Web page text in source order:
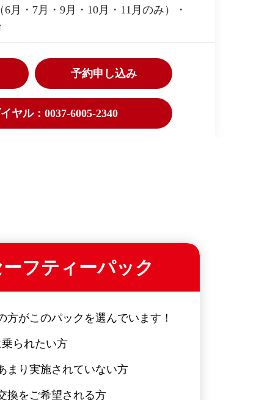
月・7月・9月・10月・11月のみ）・
予約申し込み
ヤル：0037-6005-2340
フティーパック
方がこのパックを選んでいます！
られたい方
まり実施されていない方
換をご希望される方